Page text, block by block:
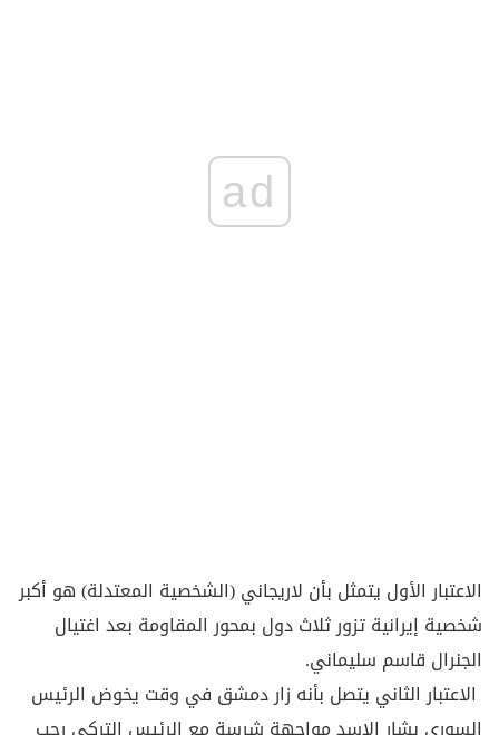
ad
الاعتبار الأول يتمثل بأن لاريجاني (الشخصية المعتدلة) هو أكبر
شخصية إيرانية تزور ثلاث دول بمحور المقاومة بعد اغتيال
الجنرال قاسم سليماني.
الاعتبار الثاني يتصل بأنه زار دمشق في وقت يخوض الرئيس